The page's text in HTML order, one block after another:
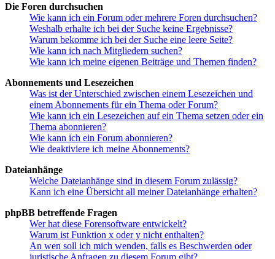
Die Foren durchsuchen
Wie kann ich ein Forum oder mehrere Foren durchsuchen?
Weshalb erhalte ich bei der Suche keine Ergebnisse?
Warum bekomme ich bei der Suche eine leere Seite?
Wie kann ich nach Mitgliedern suchen?
Wie kann ich meine eigenen Beiträge und Themen finden?
Abonnements und Lesezeichen
Was ist der Unterschied zwischen einem Lesezeichen und
einem Abonnements für ein Thema oder Forum?
Wie kann ich ein Lesezeichen auf ein Thema setzen oder ein
Thema abonnieren?
Wie kann ich ein Forum abonnieren?
Wie deaktiviere ich meine Abonnements?
Dateianhänge
Welche Dateianhänge sind in diesem Forum zulässig?
Kann ich eine Übersicht all meiner Dateianhänge erhalten?
phpBB betreffende Fragen
Wer hat diese Forensoftware entwickelt?
Warum ist Funktion x oder y nicht enthalten?
An wen soll ich mich wenden, falls es Beschwerden oder
juristische Anfragen zu diesem Forum gibt?